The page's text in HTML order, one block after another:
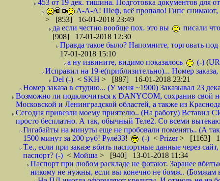
453 от 19 дек. тишина. Подготовка документов для
А-А-А! Шеф, всё пропало! Гипс снимают,
> [853] 16-01-2018 23:49
да если честно вообще пох. это вы
писали
[908] 17-01-2018 12:30
Правда такое было? Напомните, торговать
17-01-2018 15:10
а ну извините, видимо показалось
(-) (
Исправил на 19-е(приблизительно)... Номер
Del (-) < SKH > [887] 16-01-2018 23:21
Номер заказа в студию... (У меня ~1900) Заказывал 23
Возможно ли подключиться к DANYCOM, сохранив свой
Московской и Ленинградской областей, а также из
Сегодня привезли моему приятелю.. (На работу) Вставил
просто бесплатно. А так, обычный Теле2. Со всеми
Гигабайты на минуты еще не пробовали поменять.. (А
1500 минут за 200 руб! РулёЗЗ!
(-) < Prizer> [1163]
Т.е., если при заказе вбить паспортные данные через
паспорт? (-) < Мойша > [940] 13-01-2018 11:34
Паспорт при любом раскладе не фотают. Заранее
никому не нужны, если вы конечно не бомж.. (Бомжам